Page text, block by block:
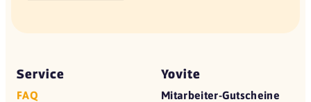
Service
FAQ
Yovite
Mitarbeiter-Gutscheine